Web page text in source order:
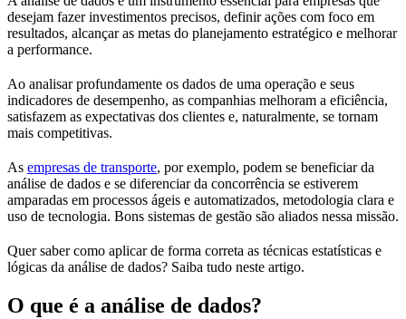
desejam fazer investimentos precisos, definir ações com foco em
resultados, alcançar as metas do planejamento estratégico e melhorar
a performance.
Ao analisar profundamente os dados de uma operação e seus
indicadores de desempenho, as companhias melhoram a eficiência,
satisfazem as expectativas dos clientes e, naturalmente, se tornam
mais competitivas.
As empresas de transporte, por exemplo, podem se beneficiar da
análise de dados e se diferenciar da concorrência se estiverem
amparadas em processos ágeis e automatizados, metodologia clara e
uso de tecnologia. Bons sistemas de gestão são aliados nessa missão.
Quer saber como aplicar de forma correta as técnicas estatísticas e
lógicas da análise de dados? Saiba tudo neste artigo.
O que é a análise de dados?